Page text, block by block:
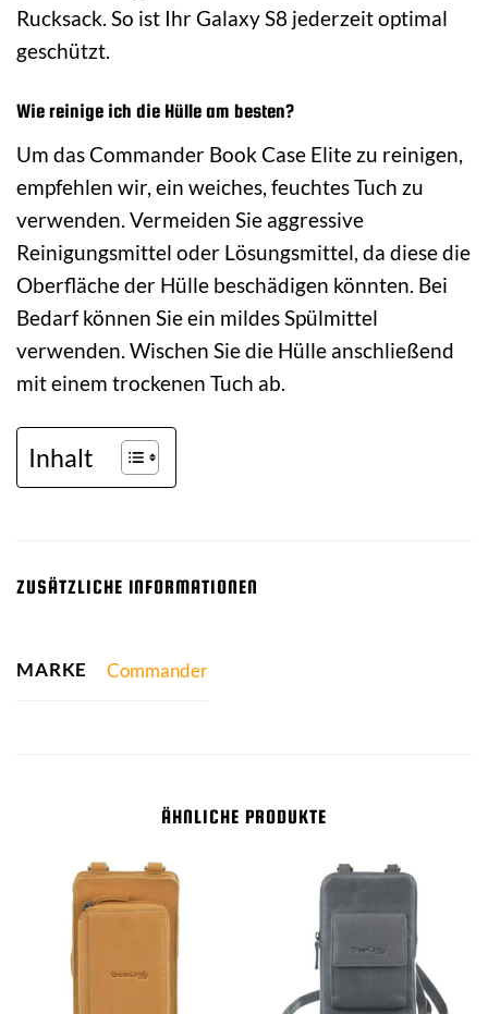
Rucksack. So ist Ihr Galaxy S8 jederzeit optimal
geschützt.
Wie reinige ich die Hülle am besten?
Um das Commander Book Case Elite zu reinigen,
empfehlen wir, ein weiches, feuchtes Tuch zu
verwenden. Vermeiden Sie aggressive
Reinigungsmittel oder Lösungsmittel, da diese die
Oberfläche der Hülle beschädigen könnten. Bei
Bedarf können Sie ein mildes Spülmittel
verwenden. Wischen Sie die Hülle anschließend
mit einem trockenen Tuch ab.
Inhalt
ZUSÄTZLICHE INFORMATIONEN
MARKE Commander
ÄHNLICHE PRODUKTE